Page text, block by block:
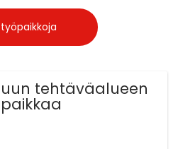
tehtäväalueen